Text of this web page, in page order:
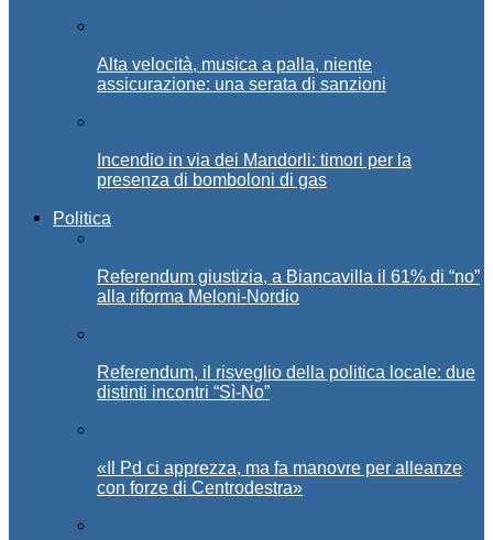
Alta velocità, musica a palla, niente
assicurazione: una serata di sanzioni
Incendio in via dei Mandorli: timori per la
presenza di bomboloni di gas
Politica
Referendum giustizia, a Biancavilla il 61% di “no”
alla riforma Meloni-Nordio
Referendum, il risveglio della politica locale: due
distinti incontri “Sì-No”
«Il Pd ci apprezza, ma fa manovre per alleanze
con forze di Centrodestra»